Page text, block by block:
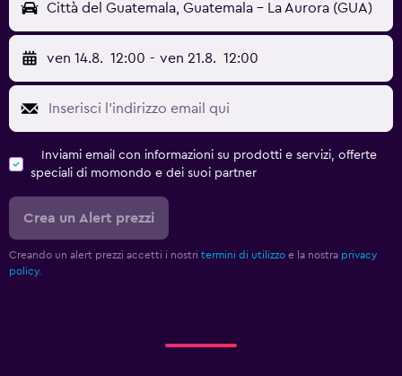
Città del Guatemala, Guatemala - La Aurora (GUA)
ven 14.8. 12:00 - ven 21.8. 12:00
Inviami email con informazioni su prodotti e servizi, offerte
speciali di momondo e dei suoi partner
Crea un Alert prezzi
Creando un alert prezzi accetti i nostri termini di utilizzo e la nostra privacy
policy.